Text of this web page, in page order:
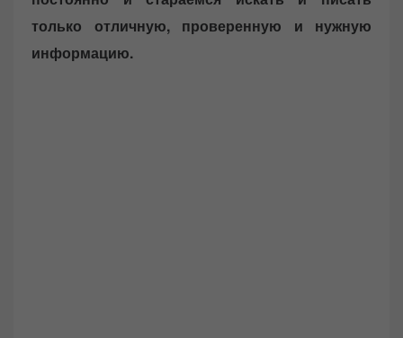
только отличную, проверенную и нужную
информацию.